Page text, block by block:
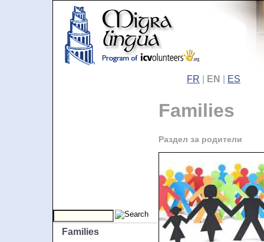
Families
FR EN ES
Families
Раздел за родители